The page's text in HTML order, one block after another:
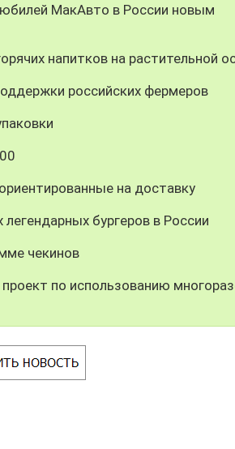
МакАвто в России новым
напитков на растительной
российских фермеров
на доставку
бургеров в России
чекинов
по использованию